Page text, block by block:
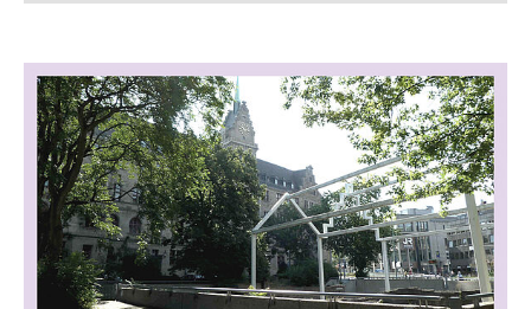
ME | International Urban Design Competition
Studio IUDeCS
SE | Place-making in an Age of Globalization
SE | Triple*AR challenge: 7 weeks, 3 institutes,
3 scales, 3 challenges!